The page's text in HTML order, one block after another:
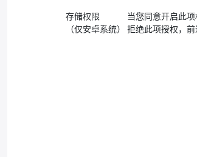
存储权限
（仅安卓系统）
当您同意开启此
拒绝此项授权，